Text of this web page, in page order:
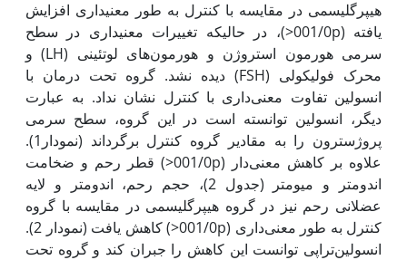
هیپرگلیسمی در مقایسه با کنترل به طور معنی‎داری افزایش
یافته (001/0p<)، در حالی‎که تغییرات معنی‎داری در سطح
سرمی هورمون استروژن و هورمون‌های لوتئینی (LH) و
محرک فولیکولی (FSH) دیده نشد. گروه تحت درمان با
انسولین تفاوت معنی‌داری با کنترل نشان نداد. به عبارت
دیگر، انسولین توانسته است در این گروه، سطح سرمی
پروژسترون را به مقادیر گروه کنترل برگرداند (نمودار1).
علاوه بر کاهش معنی‌دار (001/0p<) قطر رحم و ضخامت
اندومتر و میومتر (جدول 2)، حجم رحم، اندومتر و لایه
عضلانی رحم نیز در گروه هیپرگلیسمی در مقایسه با گروه
کنترل به طور معنی‌داری (001/0p<) کاهش یافت (نمودار 2).
انسولین‌تراپی توانست این کاهش را جبران کند و گروه تحت